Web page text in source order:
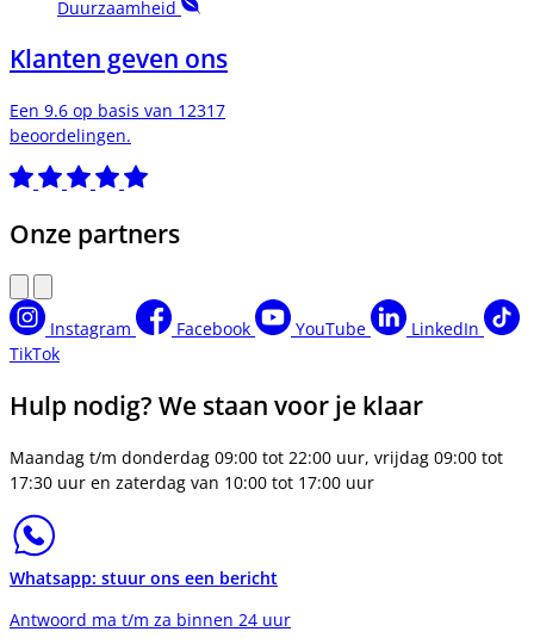
Duurzaamheid
Klanten geven ons
Een 9.6 op basis van 12317
beoordelingen.
Onze partners
Instagram Facebook YouTube
LinkedIn
TikTok
Hulp nodig? We staan voor je klaar
Maandag t/m donderdag 09:00 tot 22:00 uur, vrijdag 09:00 tot
17:30 uur en zaterdag van 10:00 tot 17:00 uur
Whatsapp: stuur ons een bericht
Antwoord ma t/m za binnen 24 uur